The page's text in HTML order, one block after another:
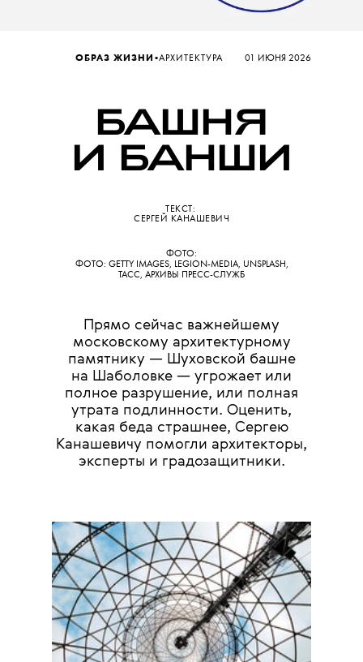
01 ИЮНЯ 2026
ОБРАЗ ЖИЗНИ •АРХИТЕКТУРА
БАШНЯ
И БАНШИ
ТЕКСТ:
CЕРГЕЙ КАНАШЕВИЧ
ФОТО:
ФОТО: GETTY IMAGES, LEGION-MEDIA, UNSPLASH,
ТАСС, АРХИВЫ ПРЕСС-СЛУЖБ
Прямо сейчас важнейшему
московскому архитектурному
памятнику — Шуховской башне
на Шаболовке — угрожает или
полное разрушение, или полная
утрата подлинности. Оценить,
какая беда страшнее, Сергею
Канашевичу помогли архитекторы,
эксперты и градозащитники.